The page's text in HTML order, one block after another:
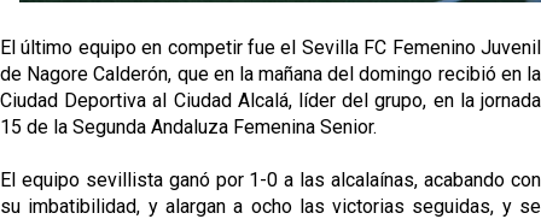
El último equipo en competir fue el Sevilla FC Femenino Juvenil
de Nagore Calderón, que en la mañana del domingo recibió en la
Ciudad Deportiva al Ciudad Alcalá, líder del grupo, en la jornada
15 de la Segunda Andaluza Femenina Senior.
El equipo sevillista ganó por 1-0 a las alcalaínas, acabando con
su imbatibilidad, y alargan a ocho las victorias seguidas, y se